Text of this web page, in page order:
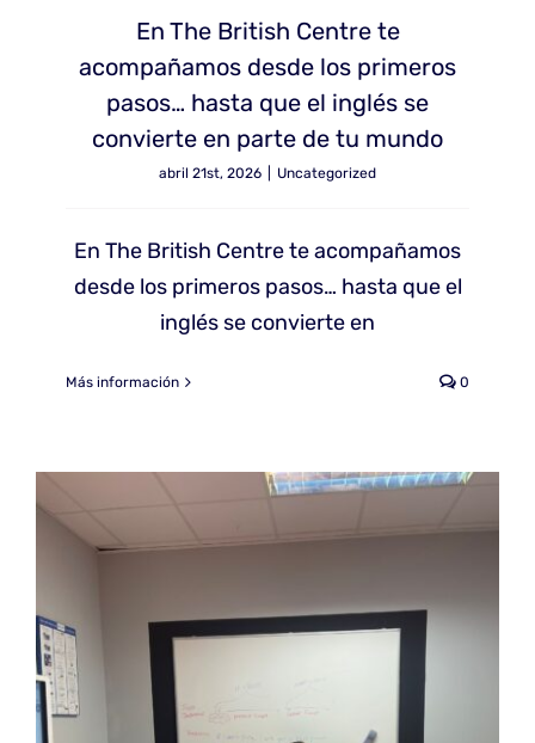
En The British Centre te
acompañamos desde los primeros
pasos… hasta que el inglés se
convierte en parte de tu mundo
abril 21st, 2026 Uncategorized
En The British Centre te acompañamos
desde los primeros pasos… hasta que el
inglés se convierte en
Más información 0